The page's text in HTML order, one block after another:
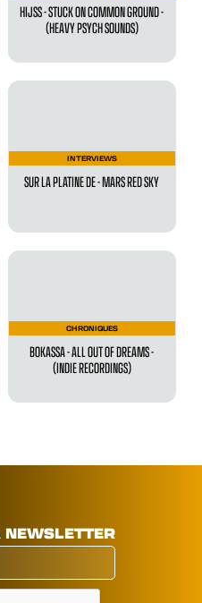
HIJSS - STUCK ON COMMON GROUND -
(HEAVY PSYCH SOUNDS)
INTERVIEWS
SUR LA PLATINE DE - MARS RED SKY
CHRONIQUES
BOKASSA - ALL OUT OF DREAMS -
(INDIE RECORDINGS)